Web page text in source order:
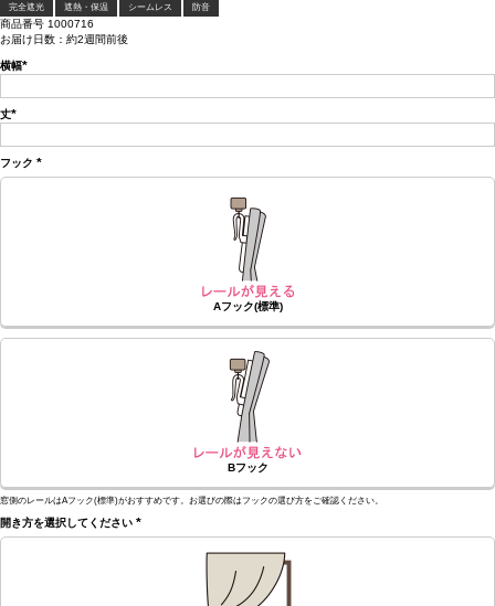
完全遮光 遮熱・保温 シームレス 防音
商品番号 1000716
お届け日数：約2週間前後
横幅
須)
丈
須)
フック
(必
Aフック(標準)
Bフック
窓側のレールはAフック(標準)がおすすめです。お選びの際はフックの選び方をご確認ください。
開き方を選択してください
(必